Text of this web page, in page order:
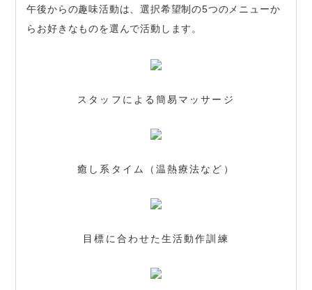
午後からの趣味活動は、選択希望制の5つのメニューか
らお好きなものを選んで活動します。
スタッフによる簡易マッサージ
癒し系タイム（温熱療法など）
目標に合わせた生活動作訓練